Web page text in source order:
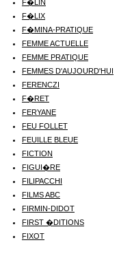
F�LIN
F�LIX
F�MINA-PRATIQUE
FEMME ACTUELLE
FEMME PRATIQUE
FEMMES D'AUJOURD'HUI
FERENCZI
F�RET
FERYANE
FEU FOLLET
FEUILLE BLEUE
FICTION
FIGUI�RE
FILIPACCHI
FILMS ABC
FIRMIN-DIDOT
FIRST �DITIONS
FIXOT